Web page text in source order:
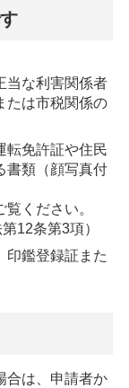
当な利害関係者
たは市税関係の
転免許証や住民
書類（顔写真付
覧ください。
12条第3項）
印鑑登録証また
合は、申請者か